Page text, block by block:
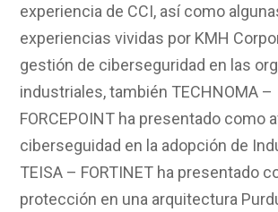
experiencia de CCI, así como
experiencias vividas por KMH
gestión de ciberseguridad en las
industriales, también TECHNOMA –
FORCEPOINT ha presentado como
ciberseguidad en la adopción de
TEISA – FORTINET ha presentado
protección en una arquitectura